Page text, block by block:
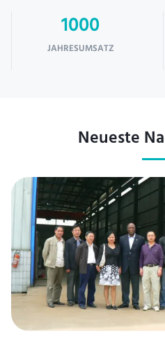
1000
JAHRESUMSATZ
Neueste